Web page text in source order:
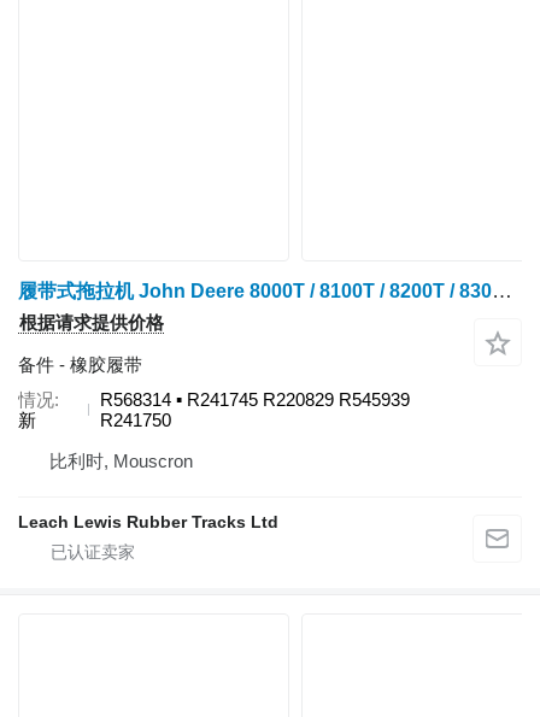
履带式拖拉机 John Deere 8000T / 8100T / 8200T / 8300T / 8400T / 8110T / 8210T / 8310T / 8410T / 8120T / 8220T / 8320T / 8420T / 8520T / 8130T / 8230T / 8330T / 8430T / 8530T 的 橡胶履带 VULCAN AGRI - 25"x6.75"x48 - R568314
根据请求提供价格
备件 - 橡胶履带
情况
新
R568314 ▪ R241745 R220829 R545939
R241750
比利时, Mouscron
Leach Lewis Rubber Tracks Ltd